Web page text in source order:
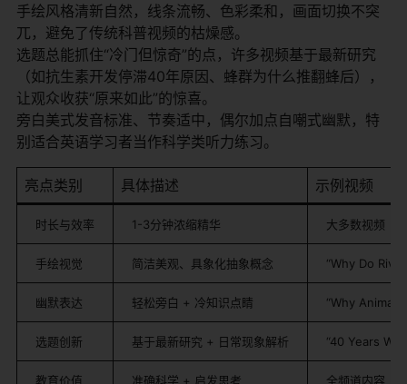
手绘风格清新自然，线条流畅、色彩柔和，画面切换不突
兀，避免了传统科普视频的枯燥感。
选题总能抓住“冷门但惊奇”的点，许多视频基于最新研究
（如抗生素开发停滞40年原因、蜂群为什么推翻蜂后），
让观众收获“原来如此”的惊喜。
旁白美式发音标准、节奏适中，偶尔加点自嘲式幽默，特
别适合英语学习者当作科学类听力练习。
亮点类别 具体描述 示例视频
时长与效率 1-3分钟浓缩精华 大多数视频
手绘视觉 简洁美观、具象化抽象概念 “Why Do
幽默表达 轻松旁白 + 冷知识点睛 “Why
选题创新 基于最新研究 + 日常现象解析 “40 Years
教育价值 准确科学 + 启发思考 全频道内容